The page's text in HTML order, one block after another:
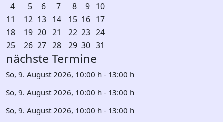
4
5 6 7 8 9 10
11
12 13 14 15 16 17
18
19 20 21 22 23 24
25
26 27 28 29 30 31
nächste Termine
So, 9. August 2026, 10:00 h - 13:00 h
So, 9. August 2026, 10:00 h - 13:00 h
So, 9. August 2026, 10:00 h - 13:00 h